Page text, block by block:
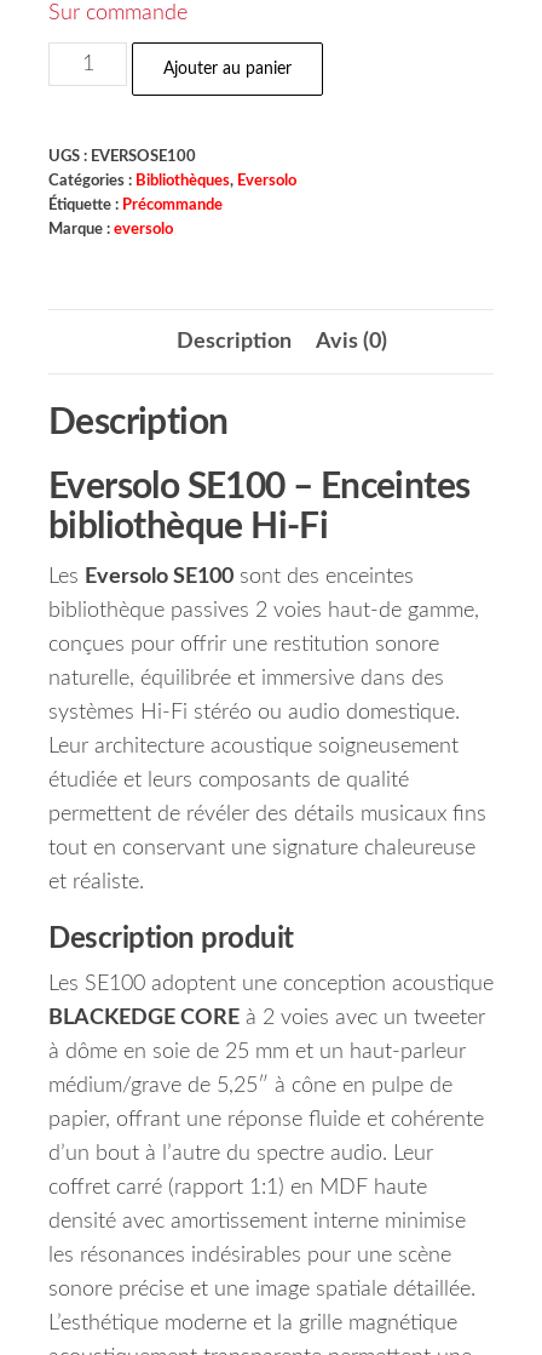
Sur commande
Ajouter au panier
UGS : EVERSOSE100
Catégories : Bibliothèques, Eversolo
Étiquette : Précommande
Marque : eversolo
Description Avis (0)
Description
Eversolo SE100 – Enceintes
bibliothèque Hi-Fi
Les Eversolo SE100 sont des enceintes
bibliothèque passives 2 voies haut-de gamme,
conçues pour offrir une restitution sonore
naturelle, équilibrée et immersive dans des
systèmes Hi-Fi stéréo ou audio domestique.
Leur architecture acoustique soigneusement
étudiée et leurs composants de qualité
permettent de révéler des détails musicaux fins
tout en conservant une signature chaleureuse
et réaliste.
Description produit
Les SE100 adoptent une conception acoustique
BLACKEDGE CORE à 2 voies avec un tweeter
à dôme en soie de 25 mm et un haut-parleur
médium/grave de 5,25″ à cône en pulpe de
papier, offrant une réponse fluide et cohérente
d’un bout à l’autre du spectre audio. Leur
coffret carré (rapport 1:1) en MDF haute
densité avec amortissement interne minimise
les résonances indésirables pour une scène
sonore précise et une image spatiale détaillée.
L’esthétique moderne et la grille magnétique